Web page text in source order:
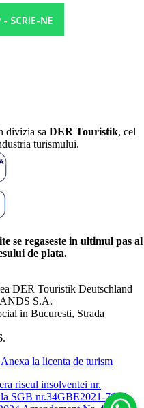
- SCRIE-NE
divizia sa DER Touristik, cel
turismului.
se regaseste in ultimul pas al
de plata.
DER Touristik Deutschland
S.A.
in Bucuresti, Strada
Anexa la licenta de turism
riscul insolventei nr.
SGB nr.34GBE2021-7616